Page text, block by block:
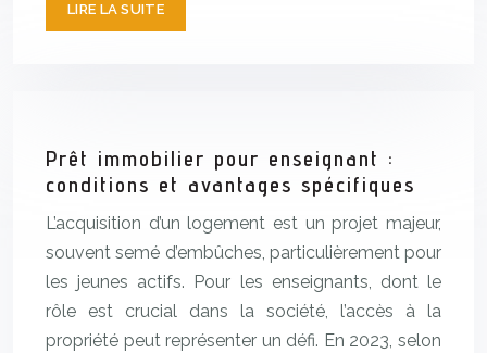
LIRE LA SUITE
Prêt immobilier pour enseignant :
conditions et avantages spécifiques
L’acquisition d’un logement est un projet majeur,
souvent semé d’embûches, particulièrement pour
les jeunes actifs. Pour les enseignants, dont le
rôle est crucial dans la société, l’accès à la
propriété peut représenter un défi. En 2023, selon